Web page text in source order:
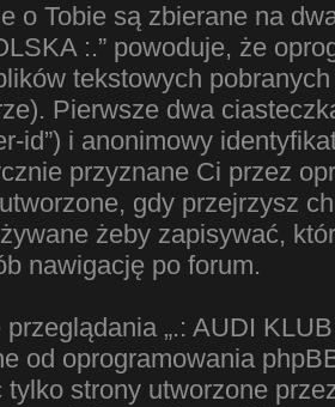
o Tobie są zbierane na
:.” powoduje, że
tekstowych
Pierwsze dwa
id”) i anonimowy
przyznane Ci przez
gdy przejrzysz
żeby zapisywać,
nawigację po forum.
„.: AUDI
od oprogramowania
tylko strony utworzone